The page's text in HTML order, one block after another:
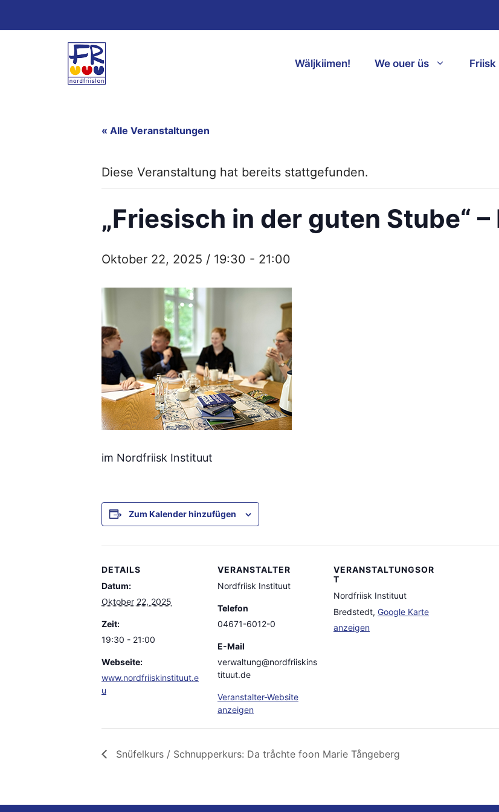
Inhalt
Wäljkiimen! We ouer üs Friisk
« Alle Veranstaltungen
Diese Veranstaltung hat bereits stattgefunden.
„Friesisch in der guten Stube“
Oktober 22, 2025 / 19:30 - 21:00
im Nordfriisk Instituut
Zum Kalender hinzufügen
DETAILS
Datum:
Oktober 22, 2025
Zeit:
19:30 - 21:00
Webseite:
www.nordfriiskinstituut.e
u
VERANSTALTER
Nordfriisk Instituut
Telefon
04671-6012-0
E-Mail
verwaltung@nordfriiskins
tituut.de
Veranstalter-Website
anzeigen
VERANSTALTUNGSOR
T
Nordfriisk Instituut
Bredstedt, Google Karte
anzeigen
Snüfelkurs / Schnupperkurs: Da tråchte foon Marie Tångeberg